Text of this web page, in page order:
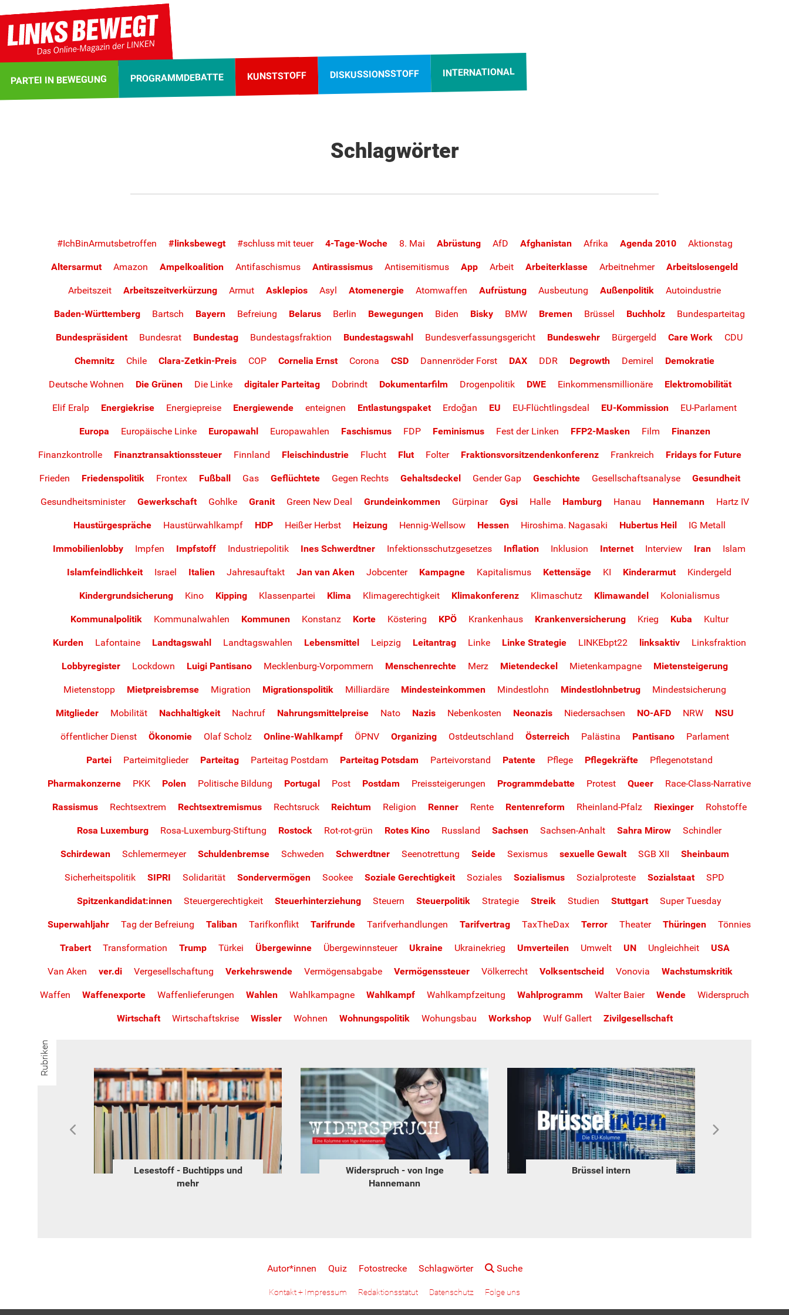
PARTEI IN BEWEGUNG PROGRAMMDEBATTE KUNSTSTOFF DISKUSSIONSSTOFF INTERNATIONAL
Schlagwörter
#IchBinArmutsbetroffen #linksbewegt #schluss mit teuer 4-Tage-Woche 8. Mai Abrüstung AfD Afghanistan Afrika Agenda 2010 Aktionstag
Altersarmut Amazon Ampelkoalition Antifaschismus Antirassismus Antisemitismus App Arbeit Arbeiterklasse Arbeitnehmer Arbeitslosengeld
Arbeitszeit Arbeitszeitverkürzung Armut Asklepios Asyl Atomenergie Atomwaffen Aufrüstung Ausbeutung Außenpolitik Autoindustrie
Baden-Württemberg Bartsch Bayern Befreiung Belarus Berlin Bewegungen Biden Bisky BMW Bremen Brüssel Buchholz Bundesparteitag
Bundespräsident Bundesrat Bundestag Bundestagsfraktion Bundestagswahl Bundesverfassungsgericht Bundeswehr Bürgergeld Care Work CDU
Chemnitz Chile Clara-Zetkin-Preis COP Cornelia Ernst Corona CSD Dannenröder Forst DAX DDR Degrowth Demirel Demokratie
Deutsche Wohnen Die Grünen Die Linke digitaler Parteitag Dobrindt Dokumentarfilm Drogenpolitik DWE Einkommensmillionäre Elektromobilität
Elif Eralp Energiekrise Energiepreise Energiewende enteignen Entlastungspaket Erdoğan EU EU-Flüchtlingsdeal EU-Kommission EU-Parlament
Europa Europäische Linke Europawahl Europawahlen Faschismus FDP Feminismus Fest der Linken FFP2-Masken Film Finanzen
Finanzkontrolle Finanztransaktionssteuer Finnland Fleischindustrie Flucht Flut Folter Fraktionsvorsitzendenkonferenz Frankreich Fridays for Future
Frieden Friedenspolitik Frontex Fußball Gas Geflüchtete Gegen Rechts Gehaltsdeckel Gender Gap Geschichte Gesellschaftsanalyse Gesundheit
Gesundheitsminister Gewerkschaft Gohlke Granit Green New Deal Grundeinkommen Gürpinar Gysi Halle Hamburg Hanau Hannemann Hartz IV
Haustürgespräche Haustürwahlkampf HDP Heißer Herbst Heizung Hennig-Wellsow Hessen Hiroshima. Nagasaki Hubertus Heil IG Metall
Immobilienlobby Impfen Impfstoff Industriepolitik Ines Schwerdtner Infektionsschutzgesetzes Inflation Inklusion Internet Interview Iran Islam
Islamfeindlichkeit Israel Italien Jahresauftakt Jan van Aken Jobcenter Kampagne Kapitalismus Kettensäge KI Kinderarmut Kindergeld
Kindergrundsicherung Kino Kipping Klassenpartei Klima Klimagerechtigkeit Klimakonferenz Klimaschutz Klimawandel Kolonialismus
Kommunalpolitik Kommunalwahlen Kommunen Konstanz Korte Köstering KPÖ Krankenhaus Krankenversicherung Krieg Kuba Kultur
Kurden Lafontaine Landtagswahl Landtagswahlen Lebensmittel Leipzig Leitantrag Linke Linke Strategie LINKEbpt22 linksaktiv Linksfraktion
Lobbyregister Lockdown Luigi Pantisano Mecklenburg-Vorpommern Menschenrechte Merz Mietendeckel Mietenkampagne Mietensteigerung
Mietenstopp Mietpreisbremse Migration Migrationspolitik Milliardäre Mindesteinkommen Mindestlohn Mindestlohnbetrug Mindestsicherung
Mitglieder Mobilität Nachhaltigkeit Nachruf Nahrungsmittelpreise Nato Nazis Nebenkosten Neonazis Niedersachsen NO-AFD NRW NSU
öffentlicher Dienst Ökonomie Olaf Scholz Online-Wahlkampf ÖPNV Organizing Ostdeutschland Österreich Palästina Pantisano Parlament
Partei Parteimitglieder Parteitag Parteitag Postdam Parteitag Potsdam Parteivorstand Patente Pflege Pflegekräfte Pflegenotstand
Pharmakonzerne PKK Polen Politische Bildung Portugal Post Postdam Preissteigerungen Programmdebatte Protest Queer Race-Class-Narrative
Rassismus Rechtsextrem Rechtsextremismus Rechtsruck Reichtum Religion Renner Rente Rentenreform Rheinland-Pfalz Riexinger Rohstoffe
Rosa Luxemburg Rosa-Luxemburg-Stiftung Rostock Rot-rot-grün Rotes Kino Russland Sachsen Sachsen-Anhalt Sahra Mirow Schindler
Schirdewan Schlemermeyer Schuldenbremse Schweden Schwerdtner Seenotrettung Seide Sexismus sexuelle Gewalt SGB XII Sheinbaum
Sicherheitspolitik SIPRI Solidarität Sondervermögen Sookee Soziale Gerechtigkeit Soziales Sozialismus Sozialproteste Sozialstaat SPD
Spitzenkandidat:innen Steuergerechtigkeit Steuerhinterziehung Steuern Steuerpolitik Strategie Streik Studien Stuttgart Super Tuesday
Superwahljahr Tag der Befreiung Taliban Tarifkonflikt Tarifrunde Tarifverhandlungen Tarifvertrag TaxTheDax Terror Theater Thüringen Tönnies
Trabert Transformation Trump Türkei Übergewinne Übergewinnsteuer Ukraine Ukrainekrieg Umverteilen Umwelt UN Ungleichheit USA
Van Aken ver.di Vergesellschaftung Verkehrswende Vermögensabgabe Vermögenssteuer Völkerrecht Volksentscheid Vonovia Wachstumskritik
Waffen Waffenexporte Waffenlieferungen Wahlen Wahlkampagne Wahlkampf Wahlkampfzeitung Wahlprogramm Walter Baier Wende Widerspruch
Wirtschaft Wirtschaftskrise Wissler Wohnen Wohnungspolitik Wohungsbau Workshop Wulf Gallert Zivilgesellschaft
Rubriken
Lesestoff - Buchtipps und
mehr
Widerspruch - von Inge
Hannemann
Brüssel intern
Autor*innen Quiz Fotostrecke Schlagwörter Suche
Kontakt + Impressum Redaktionsstatut Datenschutz Folge uns